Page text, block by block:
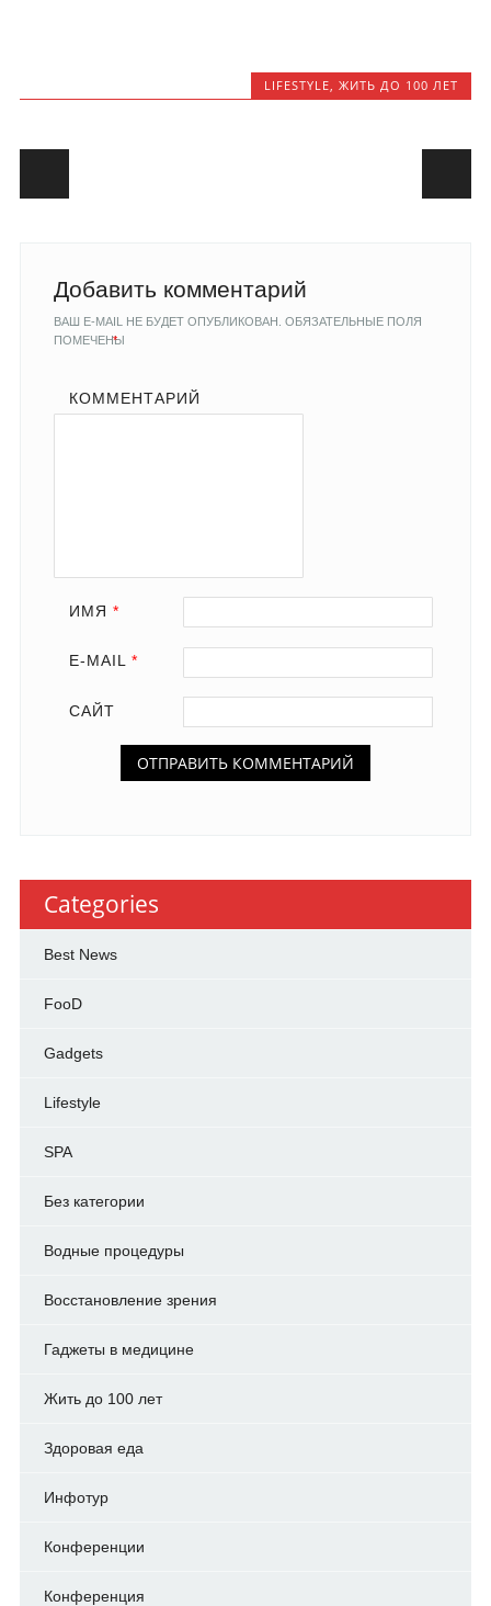
LIFESTYLE,ЖИТЬ ДО 100 ЛЕТ
Добавить комментарий
ВАШ E-MAIL НЕ БУДЕТ ОПУБЛИКОВАН. ОБЯЗАТЕЛЬНЫЕ ПОЛЯ
ПОМЕЧЕНЫ
*
КОММЕНТАРИЙ
ИМЯ *
E-MAIL *
САЙТ
Categories
Best News
FooD
Gadgets
Lifestyle
SPA
Без категории
Водные процедуры
Восстановление зрения
Гаджеты в медицине
Жить до 100 лет
Здоровая еда
Инфотур
Конференции
Конференция